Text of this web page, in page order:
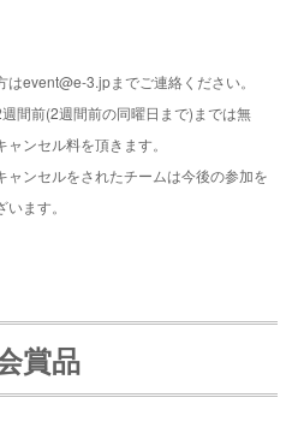
event@e-3.jpまでご連絡ください。
間前(2週間前の同曜日まで)までは無
ンセル料を頂きます。
ャンセルをされたチームは今後の参加を
ます。
賞品